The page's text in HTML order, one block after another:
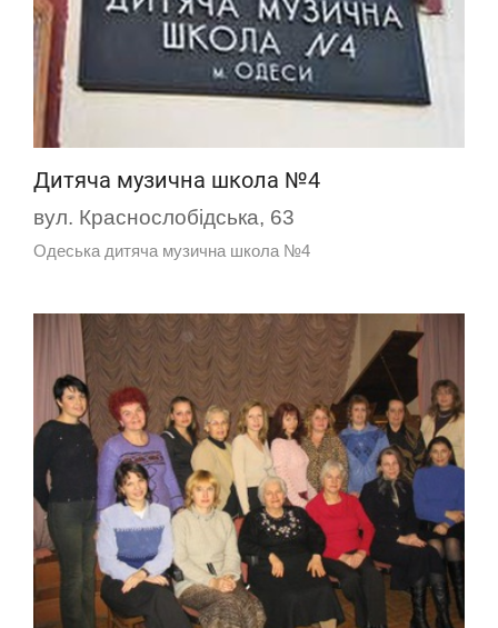
Дитяча музична школа №4
вул. ​Краснослобідська, 63
Одеська дитяча музична школа №4